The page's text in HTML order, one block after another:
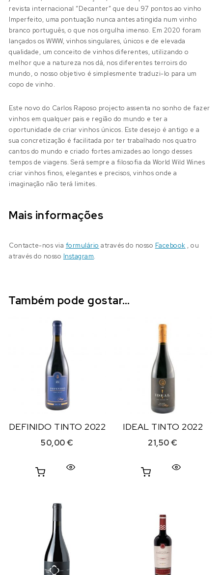
revista internacional “Decanter” que deu 97 pontos ao vinho
Imperfeito, uma pontuação nunca antes atingida num vinho
branco português, o que nos orgulha imenso. Em 2020 foram
lançados os WWW, vinhos singulares, únicos e de elevada
qualidade, um conceito de vinhos diferentes, utilizando o
melhor que a natureza nos dá, nos diferentes terroirs do
mundo, o nosso objetivo é simplesmente traduzi-lo para um
copo de vinho.
Este novo do Carlos Raposo projecto assenta no sonho de fazer
vinhos em qualquer pais e região do mundo e ter a
oportunidade de criar vinhos únicos. Este desejo é antigo e a
sua concretização é facilitada por ter trabalhado nos quatro
cantos do mundo e criado fortes amizades ao longo desses
tempos de viagens. Será sempre a filosofia da World Wild Wines
criar vinhos finos, elegantes e precisos, vinhos onde a
imaginação não terá limites.
Mais informações
Contacte-nos via formulário através do nosso Facebook , ou
através do nosso Instagram.
Também pode gostar…
DEFINIDO TINTO 2022
50,00€
IDEAL TINTO 2022
21,50€